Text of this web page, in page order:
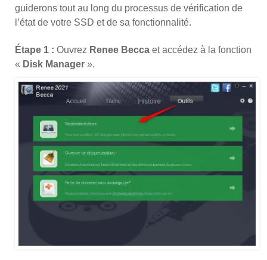
guiderons tout au long du processus de vérification de
l’état de votre SSD et de sa fonctionnalité.
Étape 1 : Ouvrez Renee Becca et accédez à la fonction
« Disk Manager ».